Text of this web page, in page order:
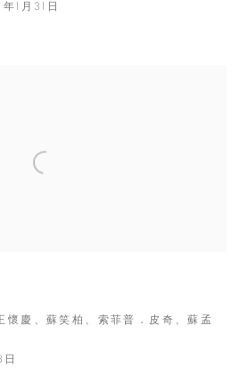
1月31日
懷慶、蘇笑柏、索菲普．皮奇、蘇孟